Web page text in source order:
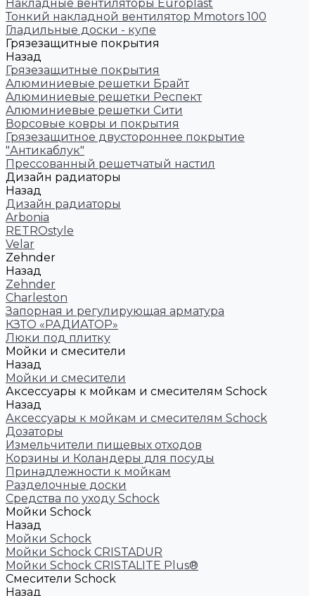
Накладные вентиляторы Europlast
Тонкий накладной вентилятор Mmotors 100
Гладильные доски - купе
Грязезащитные покрытия
Назад
Грязезащитные покрытия
Алюминиевые решетки Брайт
Алюминиевые решетки Респект
Алюминиевые решетки Сити
Ворсовые ковры и покрытия
Грязезащитное двустороннее покрытие
"Антикаблук"
Прессованный решетчатый настил
Дизайн радиаторы
Назад
Дизайн радиаторы
Arbonia
RETROstyle
Velar
Zehnder
Назад
Zehnder
Charleston
Запорная и регулирующая арматура
КЗТО «РАДИАТОР»
Люки под плитку
Мойки и смесители
Назад
Мойки и смесители
Аксессуары к мойкам и смесителям Schock
Назад
Аксессуары к мойкам и смесителям Schock
Дозаторы
Измельчители пищевых отходов
Корзины и Коландеры для посуды
Принадлежности к мойкам
Разделочные доски
Средства по уходу Schock
Мойки Schock
Назад
Мойки Schock
Мойки Schock CRISTADUR
Мойки Schock CRISTALITE Plus®
Смесители Schock
Назад